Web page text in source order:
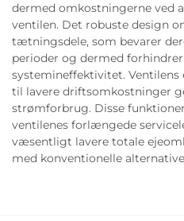
dermed omkostningerne ved
ventilen. Det robuste design
tætningsdele, som bevarer
perioder og dermed
systemineffektivitet.
til lavere driftsomkostninger
strømforbrug. Disse
ventilenes forlængede
væsentligt lavere totale
med konventionelle